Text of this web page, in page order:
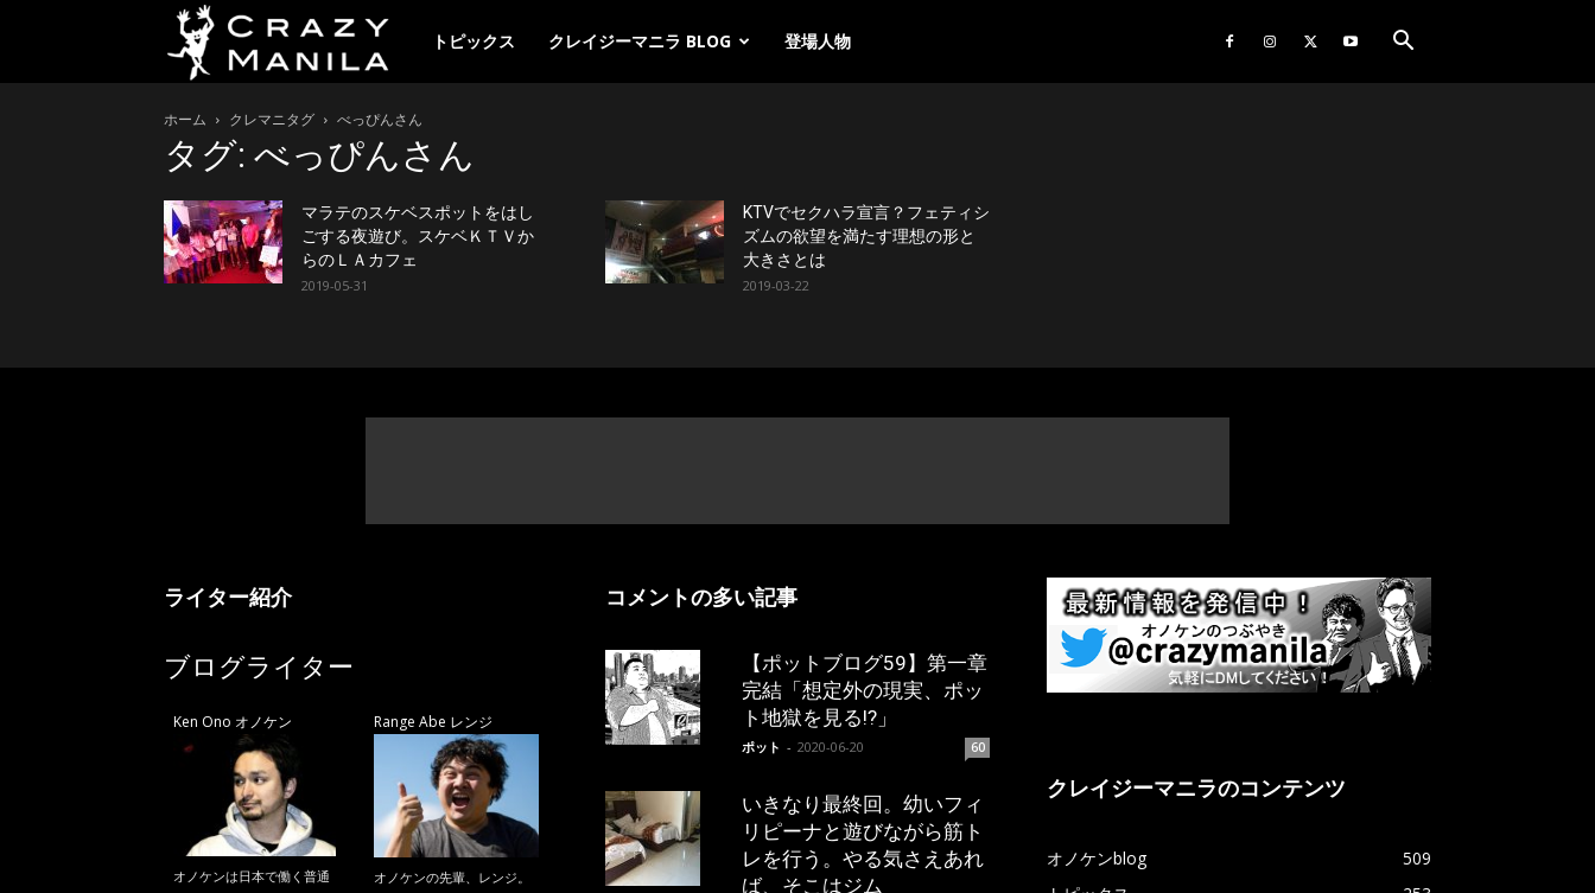
レ
イ
ー
トピックス クレイジーマニラ BLOG 登場人物
ホーム クレマニタグ べっぴんさん
タグ: べっぴんさん
マラテのスケベスポットをはし
ごする夜遊び。スケベＫＴＶか
らのＬＡカフェ
2019-05-31
KTVでセクハラ宣言？フェティシ
ズムの欲望を満たす理想の形と
大きさとは
2019-03-22
ライター紹介
ブログライター
Ken Ono オノケン
オノケンは日本で働く普通
Range Abe レンジ
オノケンの先輩、レンジ。
コメントの多い記事
【ポットブログ59】第一章
完結「想定外の現実、ポッ
ト地獄を見る!?」
ポット - 2020-06-20 60
いきなり最終回。幼いフィ
リピーナと遊びながら筋ト
レを行う。やる気さえあれ
ば、そこはジム
クレイジーマニラのコンテンツ
オノケンblog
509